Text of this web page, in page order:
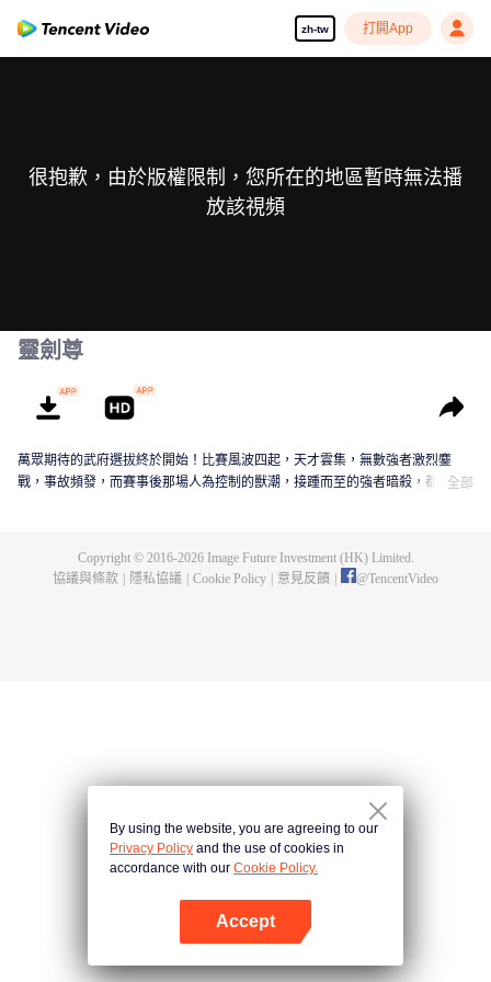
zh-tw 打開App
很抱歉，由於版權限制，您所在的地區暫時無法播
放該視頻
靈劍尊
萬眾期待的武府選拔終於開始！比賽風波四起，天才雲集，無數強者激烈鏖
戰，事故頻發，而賽事後那場人為控制的獸潮，接踵而至的強者暗殺，都顯示
全部
Copyright © 2016-2026Image Future Investment (HK) Limited.
協議與條款
隱私協議 Cookie Policy 意見反饋 @TencentVideo
By using the website, you are agreeing to our
Privacy Policy and the use of cookies in
accordance with our Cookie Policy.
Accept